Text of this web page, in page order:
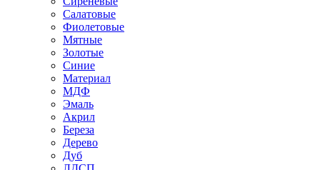
Салатовые
Фиолетовые
Мятные
Золотые
Синие
Материал
МДФ
Эмаль
Акрил
Береза
Дерево
Дуб